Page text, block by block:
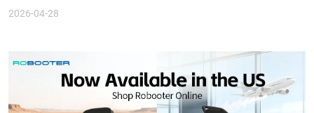
2026-04-28